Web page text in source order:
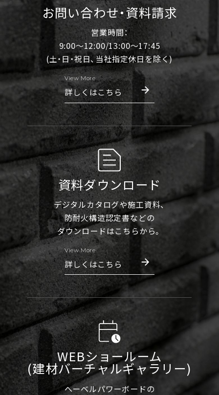
お問い合わせ・資料請求
営業時間：
9:00～12:00/13:00～17:45
(土・日・祝日、当社指定休日を除く)
View More
詳しくはこちら
資料ダウンロード
デジタルカタログや施工資料、
防耐火構造認定書などの
ダウンロードはこちらから。
View More
詳しくはこちら
WEBショールーム
(建材バーチャルギャラリー)
へーベルパワーボードの